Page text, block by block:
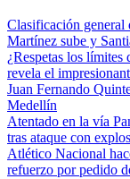
Clasificación general
Martínez sube y
¿Respetas los
revela el
Juan Fernando
Medellín
Atentado en la vía
tras ataque con
Atlético Nacional
refuerzo por pedido